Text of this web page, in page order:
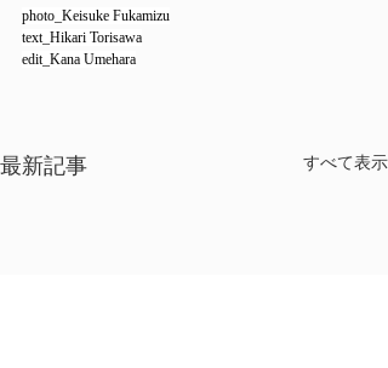
photo_Keisuke Fukamizu
text_Hikari Torisawa
edit_Kana Umehara
最新記事 すべて表示